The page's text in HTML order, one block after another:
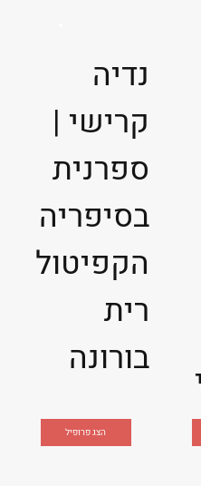
נדיה
קרישי |
ספרנית
בסיפריה
הקפיטול
רית
בורונה
הצג פרופיל